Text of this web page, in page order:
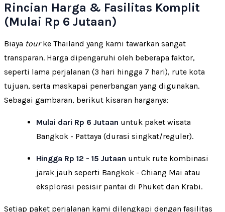
Rincian Harga & Fasilitas Komplit
(Mulai Rp 6 Jutaan)
Biaya tourke Thailand yang kami tawarkan sangat
transparan. Harga dipengaruhi oleh beberapa faktor,
seperti lama perjalanan (3 hari hingga 7 hari), rute kota
tujuan, serta maskapai penerbangan yang digunakan.
Sebagai gambaran, berikut kisaran harganya:
Mulai dari Rp 6 Jutaan untuk paket wisata
Bangkok - Pattaya (durasi singkat/reguler).
Hingga Rp 12 - 15 Jutaan untuk rute kombinasi
jarak jauh seperti Bangkok - Chiang Mai atau
eksplorasi pesisir pantai di Phuket dan Krabi.
Setiap paket perjalanan kami dilengkapi dengan fasilitas